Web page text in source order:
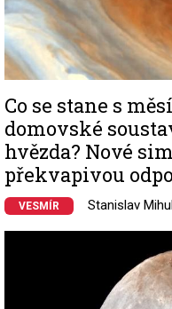
Co se stane s
domovské
hvězda? Nové
překvapivou
VESMÍR Stanislav